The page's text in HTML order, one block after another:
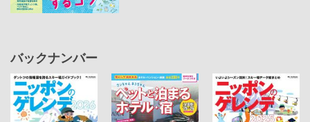
バックナンバー